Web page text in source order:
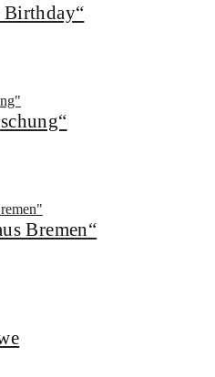
Birthday“
Bremen“